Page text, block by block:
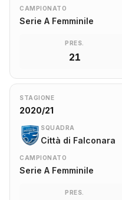
CAMPIONATO
Serie A Femminile
PRES.
21
STAGIONE
2020/21
SQUADRA
Città di Falconara
CAMPIONATO
Serie A Femminile
PRES.